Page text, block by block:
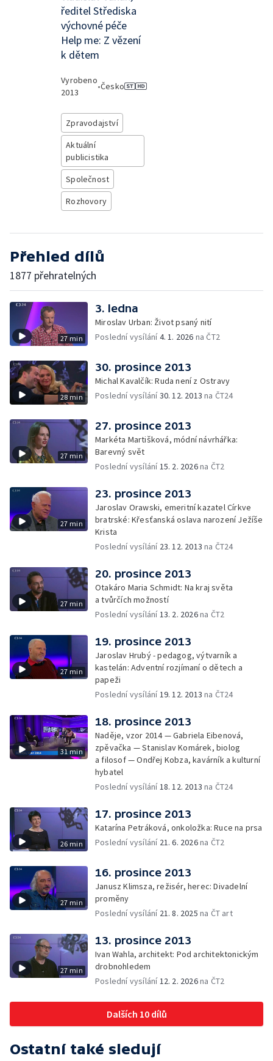
ředitel Střediska
výchovné péče
Help me: Z vězení
k dětem
Vyrobeno
2013
•Česko
Zpravodajství
Aktuální
publicistika
Společnost
Rozhovory
Přehled dílů
1877 přehratelných
27 min
3. ledna
Miroslav Urban: Život psaný nití
Poslední vysílání4. 1. 2026 na ČT2
28 min
30. prosince 2013
Michal Kavalčík: Ruda není z Ostravy
Poslední vysílání30. 12. 2013 na ČT24
27 min
27. prosince 2013
Markéta Martišková, módní návrhářka:
Barevný svět
Poslední vysílání15. 2. 2026na ČT2
27 min
23. prosince 2013
Jaroslav Orawski, emeritní kazatel Církve
bratrské: Křesťanská oslava narození Ježíše
Krista
Poslední vysílání 23. 12. 2013 na ČT24
27 min
20. prosince 2013
Otakáro Maria Schmidt: Na kraj světa
a tvůrčích možností
Poslední vysílání13. 2. 2026na ČT2
27 min
19. prosince 2013
Jaroslav Hrubý - pedagog, výtvarník a
kastelán: Adventní rozjímaní o dětech a
papeži
Poslední vysílání19. 12. 2013 na ČT24
31 min
18. prosince 2013
Naděje, vzor 2014 — Gabriela Eibenová,
zpěvačka — Stanislav Komárek, biolog
a filosof — Ondřej Kobza, kavárník a kulturní
hybatel
Poslední vysílání18. 12. 2013 na ČT24
26 min
17. prosince 2013
Katarína Petráková, onkoložka: Ruce na prsa
Poslední vysílání 21. 6. 2026na ČT2
27 min
16. prosince 2013
Janusz Klimsza, režisér, herec: Divadelní
proměny
Poslední vysílání 21. 8. 2025 na ČT art
27 min
13. prosince 2013
Ivan Wahla, architekt: Pod architektonickým
drobnohledem
Poslední vysílání12. 2. 2026na ČT2
Dalších 10 dílů
Ostatní také sledují